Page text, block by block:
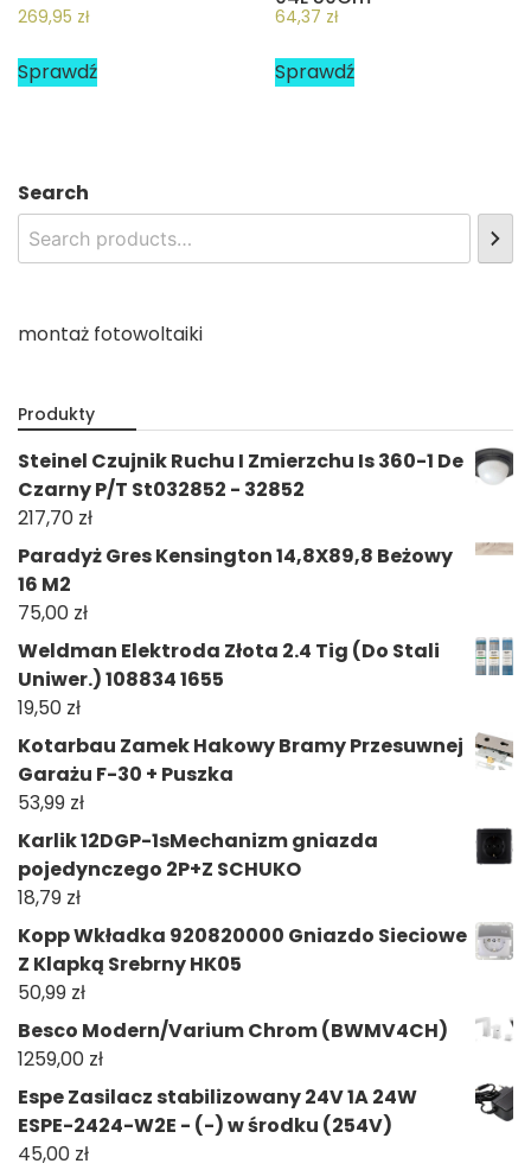
269,95 zł
Sprawdź
64,37 zł
Sprawdź
Search
montaż fotowoltaiki
Produkty
Steinel Czujnik Ruchu I Zmierzchu Is 360-1 De
Czarny P/T St032852 - 32852
217,70 zł
Paradyż Gres Kensington 14,8X89,8 Beżowy
16 M2
75,00 zł
Weldman Elektroda Złota 2.4 Tig (Do Stali
Uniwer.) 108834 1655
19,50 zł
Kotarbau Zamek Hakowy Bramy Przesuwnej
Garażu F-30 + Puszka
53,99 zł
Karlik 12DGP-1sMechanizm gniazda
pojedynczego 2P+Z SCHUKO
18,79 zł
Kopp Wkładka 920820000 Gniazdo Sieciowe
Z Klapką Srebrny HK05
50,99 zł
Besco Modern/Varium Chrom (BWMV4CH)
1259,00 zł
Espe Zasilacz stabilizowany 24V 1A 24W
ESPE-2424-W2E - (-) w środku (254V)
45,00 zł